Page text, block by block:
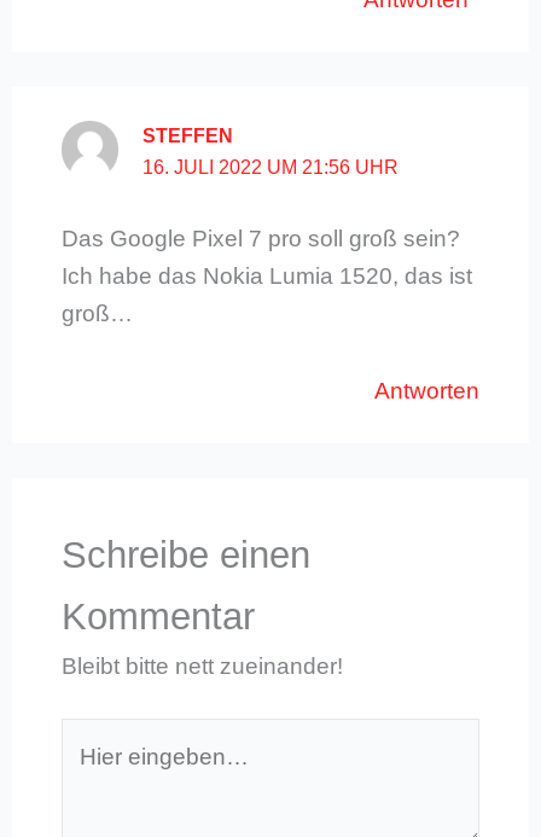
STEFFEN
16. JULI 2022 UM 21:56 UHR
Das Google Pixel 7 pro soll groß sein?
Ich habe das Nokia Lumia 1520, das ist
groß…
Antworten
Schreibe einen
Kommentar
Bleibt bitte nett zueinander!
eingeben…